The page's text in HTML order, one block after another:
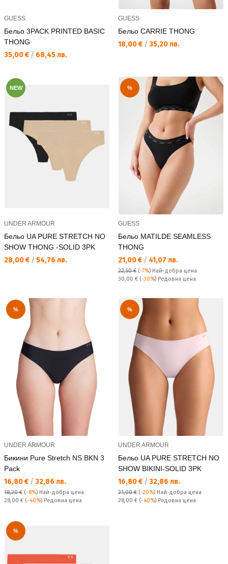
GUESS
Бельо 3PACK PRINTED BASIC
THONG
Текуща цена:
35,00 € / 68,45 лв.
GUESS
Бельо CARRIE THONG
Текуща цена:
18,00 € / 35,20 лв.
NEW
UNDER ARMOUR
Бельо UA PURE STRETCH NO
SHOW THONG -SOLID 3PK
Текуща цена:
28,00 € / 54,76 лв.
%
GUESS
Бельо MATILDE SEAMLESS
THONG
Текуща цена:
21,00 € / 41,07 лв.
22,50 € (-7%) Най-добра цена
Редовна цена:
30,00 € (-30%) Редовна цена
%
UNDER ARMOUR
Бикини Pure Stretch NS BKN 3
Pack
Текуща цена:
16,80 € / 32,86 лв.
18,20 € (-8%) Най-добра цена
Редовна цена:
28,00 € (-40%) Редовна цена
%
UNDER ARMOUR
Бельо UA PURE STRETCH NO
SHOW BIKINI-SOLID 3PK
Текуща цена:
16,80 € / 32,86 лв.
21,00 € (-20%) Най-добра цена
Редовна цена:
28,00 € (-40%) Редовна цена
%